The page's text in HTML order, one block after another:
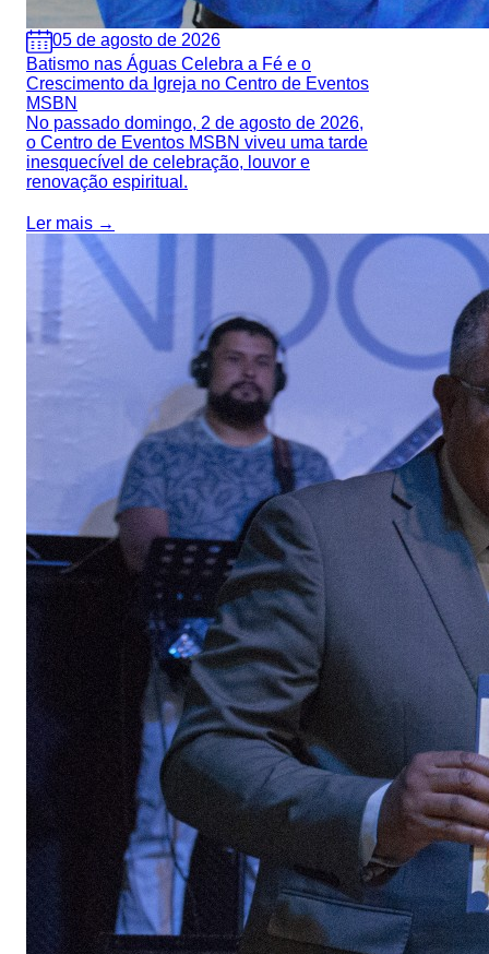
05 de agosto de 2026
Batismo nas Águas Celebra a Fé e o
Crescimento da Igreja no Centro de Eventos
MSBN
No passado domingo, 2 de agosto de 2026,
o Centro de Eventos MSBN viveu uma tarde
inesquecível de celebração, louvor e
renovação espiritual.
Ler mais →